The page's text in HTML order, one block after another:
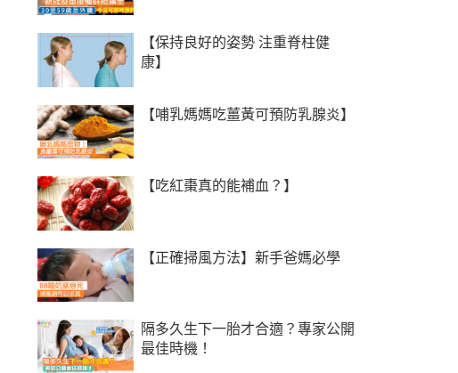
【保持良好的姿勢 注重脊柱健
康】
【哺乳媽媽吃薑黃可預防乳腺炎】
【吃紅棗真的能補血？】
【正確掃風方法】新手爸媽必學
隔多久生下一胎才合適？專家公開
最佳時機！